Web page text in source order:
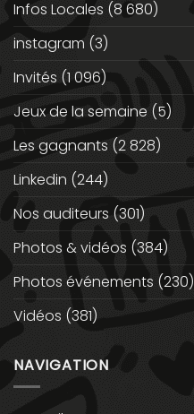
Infos Locales (8 680)
instagram (3)
Invités (1 096)
Jeux de la semaine (5)
Les gagnants (2 828)
Linkedin (244)
Nos auditeurs (301)
Photos & vidéos (384)
Photos événements (230)
Vidéos (381)
NAVIGATION